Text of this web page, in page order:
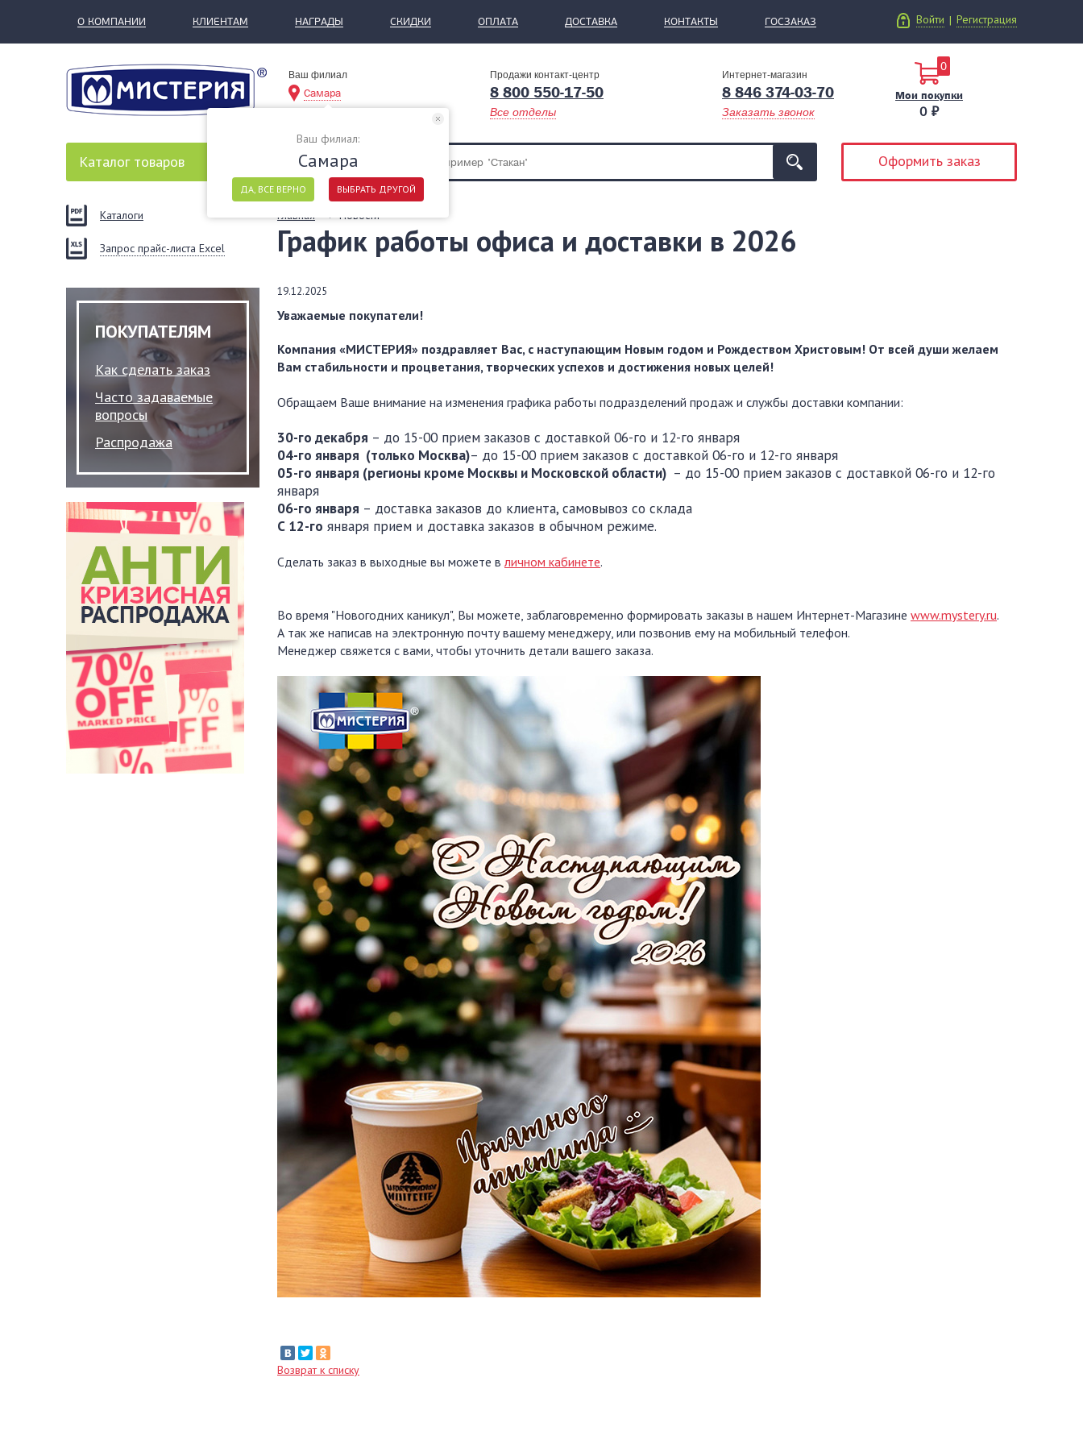
О КОМПАНИИ КЛИЕНТАМ НАГРАДЫ СКИДКИ ОПЛАТА ДОСТАВКА КОНТАКТЫ ГОСЗАКАЗ Войти | Регистрация
Ваш филиал
Самара
Продажи контакт-центр
8 800 550-17-50
Все отделы
Ваш филиал:
Самара
ДА, ВСЕ ВЕРНО ВЫБРАТЬ ДРУГОЙ
Интернет-магазин
8 846 374-03-70
Заказать звонок
0
Мои покупки
0 ₽
Каталог товаров Оформить заказ
Каталоги
Запрос прайс-листа Excel
ПОКУПАТЕЛЯМ
Как сделать заказ
Часто задаваемые
вопросы
Распродажа
Главная Новости
График работы офиса и доставки в 2026
19.12.2025
Уважаемые покупатели!
Компания «МИСТЕРИЯ» поздравляет Вас, с наступающим Новым годом и Рождеством Христовым! От всей души желаем
Вам стабильности и процветания, творческих успехов и достижения новых целей!
Обращаем Ваше внимание на изменения графика работы подразделений продаж и службы доставки компании:
30-го декабря – до 15-00 прием заказов с доставкой 06-го и 12-го января
04-го января (только Москва)– до 15-00 прием заказов с доставкой 06-го и 12-го января
05-го января (регионы кроме Москвы и Московской области) – до 15-00 прием заказов с доставкой 06-го и 12-го
января
06-го января – доставка заказов до клиента, самовывоз со склада
С 12-го января прием и доставка заказов в обычном режиме.
Сделать заказ в выходные вы можете вличном кабинете.
Во время "Новогодних каникул", Вы можете, заблаговременно формировать заказы в нашем Интернет-Магазине www.mystery.ru.
А так же написав на электронную почту вашему менеджеру, или позвонив ему на мобильный телефон.
Менеджер свяжется с вами, чтобы уточнить детали вашего заказа.
Возврат к списку